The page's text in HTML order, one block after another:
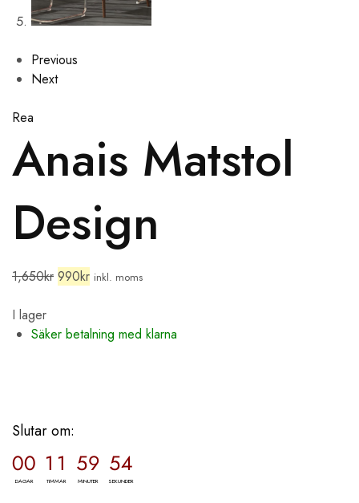
Previous
Next
Rea
Anais Matstol
Design
1,650kr 990kr inkl. moms
I lager
Säker betalning med klarna
Slutar om:
00
DAGAR
11
TIMMAR
59
MINUTER
53
SEKUNDER